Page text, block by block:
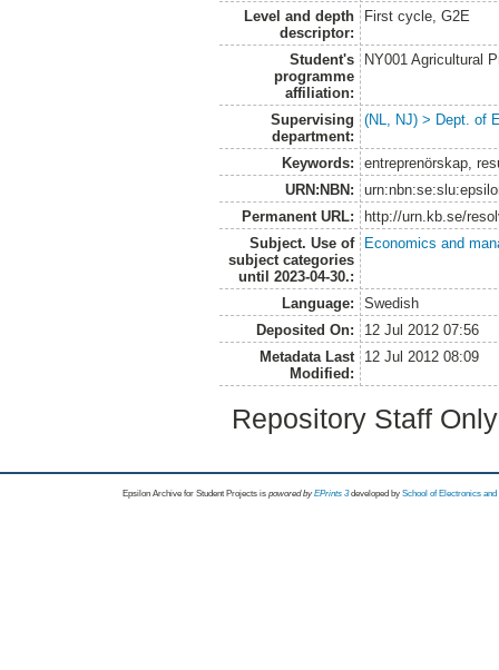
Level and depth
descriptor:
First cycle, G2E
Student's
programme
affiliation:
NY001 Agricultural
Supervising
department:
(NL, NJ) > Dept. of
Keywords:
entreprenörskap,
URN:NBN:
Permanent URL:
http://urn.kb.se/
Subject. Use of
subject categories
until 2023-04-30.:
Economics and
Language:
Swedish
Deposited On:
12 Jul 2012 07:56
Metadata Last
Modified:
12 Jul 2012 08:09
Repository Staff
Epsilon Archive for Student Projects is powored byEPrints 3 developed by School of Electronics